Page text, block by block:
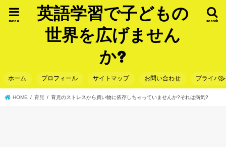
英語学習で子どもの
世界を広げません
か?
search
menu
ホーム プロフィール サイトマップ お問い合わせ プライバ
HOME 育児 育児のストレスから買い物に依存しちゃっていませんか?それは病気?